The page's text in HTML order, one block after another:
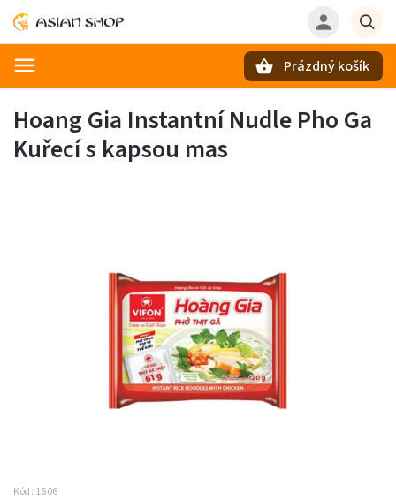
Prázdný košík
Hoang Gia Instantní Nudle Pho Ga
Kuřecí s kapsou mas
Kód: 1606